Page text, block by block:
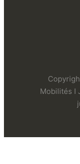
Mobilités I